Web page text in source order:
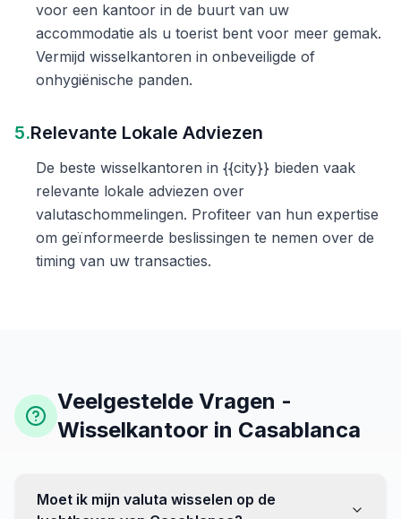
voor een kantoor in de buurt van uw
accommodatie als u toerist bent voor meer gemak.
Vermijd wisselkantoren in onbeveiligde of
onhygiënische panden.
5.Relevante Lokale Adviezen
De beste wisselkantoren in {{city}} bieden vaak
relevante lokale adviezen over
valutaschommelingen. Profiteer van hun expertise
om geïnformeerde beslissingen te nemen over de
timing van uw transacties.
Veelgestelde Vragen -
Wisselkantoor in Casablanca
Moet ik mijn valuta wisselen op de